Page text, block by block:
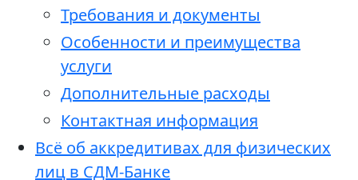
Требования и документы
Особенности и преимущества
услуги
Дополнительные расходы
Контактная информация
Всё об аккредитивах для физических
лиц в СДМ-Банке